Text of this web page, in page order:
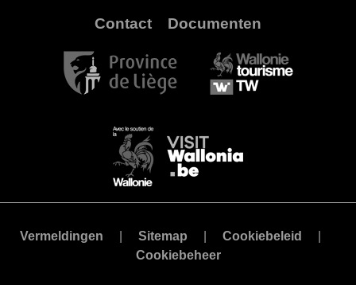
Contact Documenten
Vermeldingen Sitemap
Cookiebeleid
Cookiebeheer